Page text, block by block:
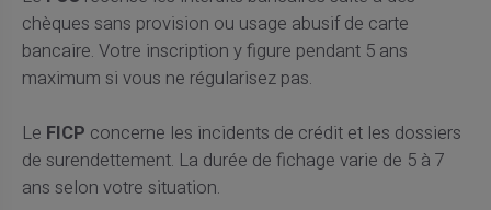
chèques sans provision ou usage abusif de carte
bancaire. Votre inscription y figure pendant 5 ans
maximum si vous ne régularisez pas.
Le FICP concerne les incidents de crédit et les dossiers
de surendettement. La durée de fichage varie de 5 à 7
ans selon votre situation.